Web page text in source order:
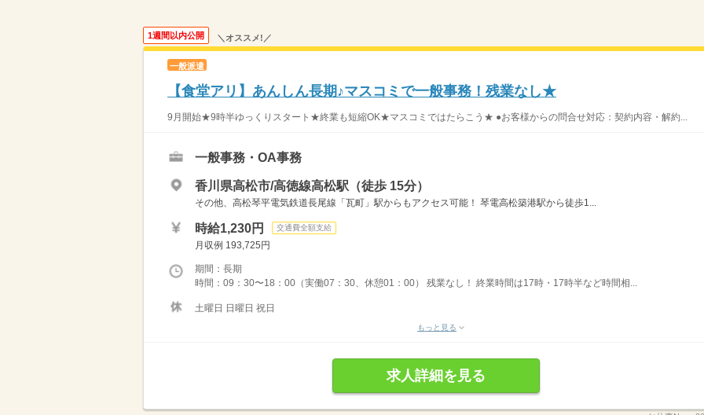
1週間以内公開 ＼オススメ!／
一般派遣
【食堂アリ】あんしん長期♪マスコミで一般事務！残業なし★
9月開始★9時半ゆっくりスタート★終業も短縮OK★マスコミではたらこう★ ●お客様からの問合せ対応：契約内容・解約...
一般事務・OA事務
香川県高松市/高徳線高松駅（徒歩 15分）
その他、高松琴平電気鉄道長尾線「瓦町」駅からもアクセス可能！ 琴電高松築港駅から徒歩1...
時給1,230円 交通費全額支給
月収例 193,725円
期間：長期
時間：09：30〜18：00（実働07：30、休憩01：00） 残業なし！ 終業時間は17時・17時半など時間相...
土曜日 日曜日 祝日
もっと見る
求人詳細を見る